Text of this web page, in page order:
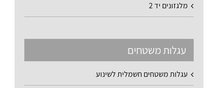
מלגזונים יד 2
עגלות משטחים
עגלות משטחים חשמלית לשינוע